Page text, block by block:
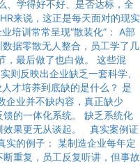
、学得好不好、是否达标，全
来说，这正是每天面对的现实
培训常常呈现“散装化”： A部
据零散无人整合，员工学了几
，最后做了也白做。 这些混
则反映出企业缺乏一套科学、
才培养到底缺的是什么？ 是
企业并不缺内容，真正缺少
的一体化系统。 缺乏系统化
效果更无从谈起。 真实案例证
实的例子： 某制造企业每年定
重复，员工反复听讲，但事故